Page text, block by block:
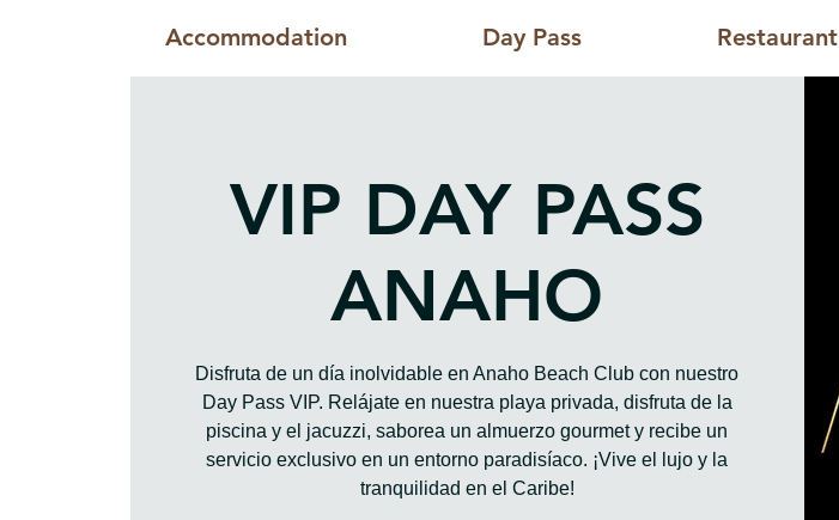
Accommodation Day Pass Restaurant
VIP DAY PASS
ANAHO
Disfruta de un día inolvidable en Anaho Beach Club con nuestro
Day Pass VIP. Relájate en nuestra playa privada, disfruta de la
piscina y el jacuzzi, saborea un almuerzo gourmet y recibe un
servicio exclusivo en un entorno paradisíaco. ¡Vive el lujo y la